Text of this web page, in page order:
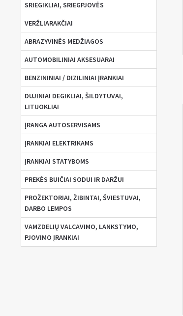
SRIEGIKLIAI, SRIEGPJOVĖS
VERŽLIARAKČIAI
ABRAZYVINĖS MEDŽIAGOS
AUTOMOBILINIAI AKSESUARAI
BENZININIAI / DIZILINIAI ĮRANKIAI
DUJINIAI DEGIKLIAI, ŠILDYTUVAI,
LITUOKLIAI
ĮRANGA AUTOSERVISAMS
ĮRANKIAI ELEKTRIKAMS
ĮRANKIAI STATYBOMS
PREKĖS BUIČIAI SODUI IR DARŽUI
PROŽEKTORIAI, ŽIBINTAI, ŠVIESTUVAI,
DARBO LEMPOS
VAMZDELIŲ VALCAVIMO, LANKSTYMO,
PJOVIMO ĮRANKIAI